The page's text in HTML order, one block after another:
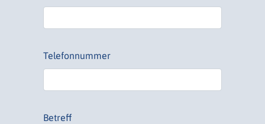
Telefonnummer
Betreff